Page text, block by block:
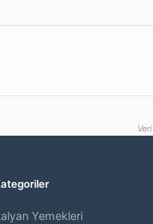
Yemekleri